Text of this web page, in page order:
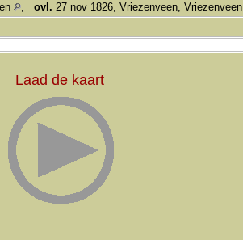
, ovl. 27 nov 1826, Vriezenveen, Vriezenveen
Laad de kaart